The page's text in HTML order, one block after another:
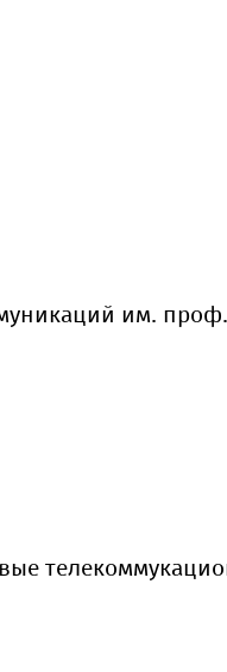
им.